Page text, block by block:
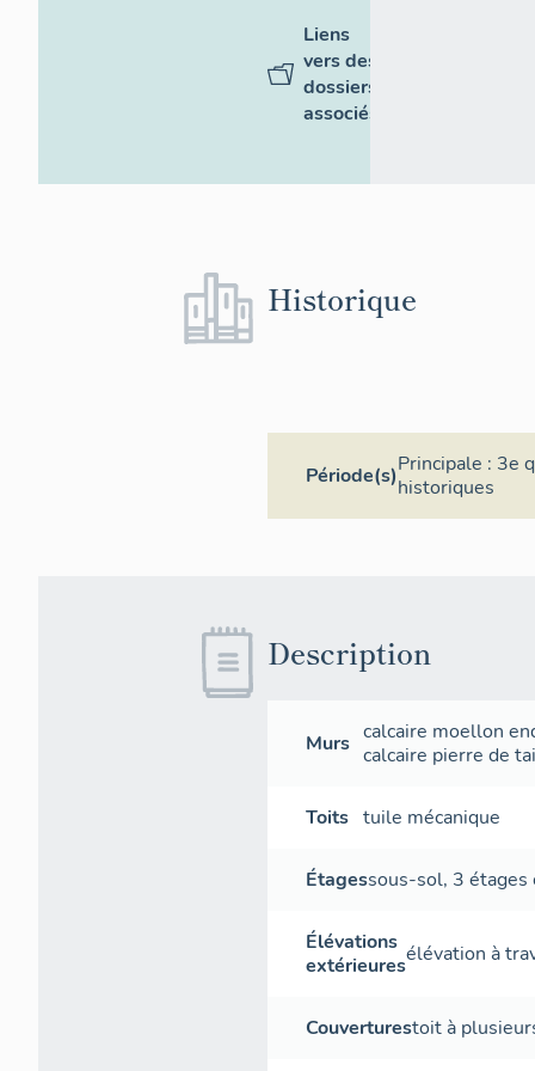
Liens
vers des
dossiers
associés
Historique
Période(s)Principale : 3e
historiques
Description
Murs calcaire moellon
calcaire pierre de
Toits tuile mécanique
Étagessous-sol, 3 étages
Élévations
extérieuresélévation à
Couverturestoit à